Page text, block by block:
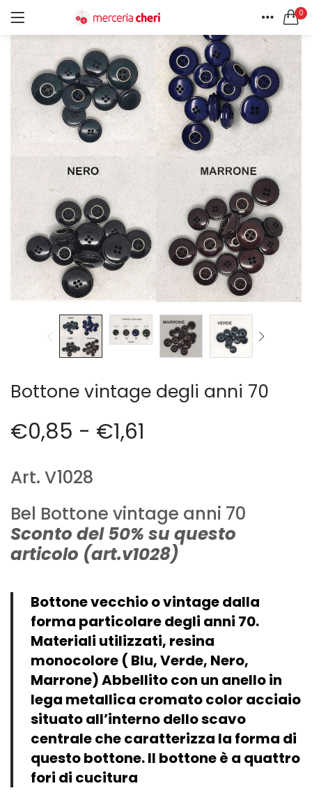
0
HOME
ACCOUNT
ACCEDI REGISTRATI
Ricordami
Password dimenticata?
CERCA IN:
Tutte le categorie
Accessori Design (56)
Accessori merceria (94)
Cesti portalavoro (8)
Aghi e spilli (24)
Applicazioni (26)
Borse (6)
Bottoni Vintage (204)
Lotti di Bottoni vintage (27)
Bottoni/alamari/automatici (46)
Alamari (5)
Calze collant donna (24)
Cappelli (16)
Cerniere lampo / Zip/Fibbie (27)
Elastici (10)
Fodere (5)
LANA (27)
Pizzi (11)
Ricamo (119)
Quadri Mezzo Punto (92)
Canovacci Completi di Filati e Ago (24)
Set di Bottoni Vintage (77)
Swarovski (2)
Vintage (165)
Bottone vintage degli anni 70
€0,85 - €1,61
Art. V1028
Bel Bottone vintage anni 70
Sconto del 50% su questo
articolo (art.v1028)
Bottone vecchio o vintage dalla
forma particolare degli anni 70.
Materiali utilizzati, resina
monocolore ( Blu, Verde, Nero,
Marrone) Abbellito con un anello in
lega metallica cromato color acciaio
situato all’interno dello scavo
centrale che caratterizza la forma di
questo bottone. Il bottone è a quattro
fori di cucitura